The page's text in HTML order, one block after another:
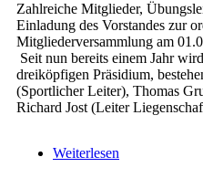
Zahlreiche Mitglieder,
Einladung des Vorstandes zur
Mitgliederversammlung am
Seit nun bereits einem Jahr
dreiköpfigen Präsidium,
(Sportlicher Leiter), Thomas
Richard Jost (Leiter
Weiterlesen